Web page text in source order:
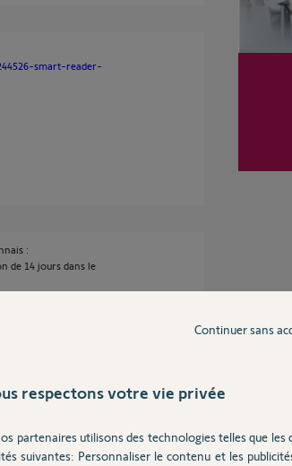
smart-reader-
:
de 14 jours dans le
c'est foutu et sa ne
comme moi plusieurs
respectons votre vie privée
partenaires utilisons des technologies telles que les
suivantes: Personnaliser le contenu et les
Continuer sans